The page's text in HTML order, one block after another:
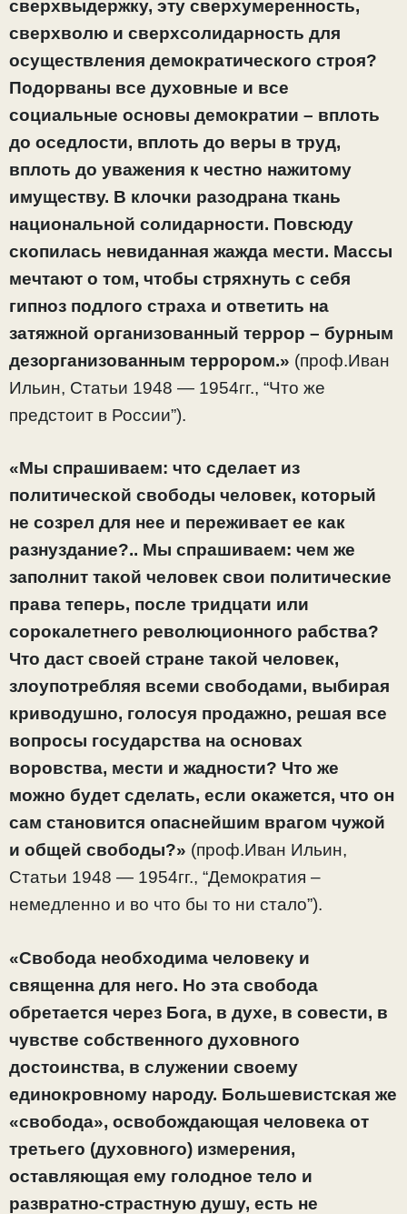
сверхвыдержку, эту сверхумеренность,
сверхволю и сверхсолидарность для
осуществления демократического строя?
Подорваны все духовные и все
социальные основы демократии – вплоть
до оседлости, вплоть до веры в труд,
вплоть до уважения к честно нажитому
имуществу. В клочки разодрана ткань
национальной солидарности. Повсюду
скопилась невиданная жажда мести. Массы
мечтают о том, чтобы стряхнуть с себя
гипноз подлого страха и ответить на
затяжной организованный террор – бурным
дезорганизованным террором.» (проф.Иван
Ильин, Статьи 1948 — 1954гг., “Что же
предстоит в России”).
«Мы спрашиваем: что сделает из
политической свободы человек, который
не созрел для нее и переживает ее как
разнуздание?.. Мы спрашиваем: чем же
заполнит такой человек свои политические
права теперь, после тридцати или
сорокалетнего революционного рабства?
Что даст своей стране такой человек,
злоупотребляя всеми свободами, выбирая
криводушно, голосуя продажно, решая все
вопросы государства на основах
воровства, мести и жадности? Что же
можно будет сделать, если окажется, что он
сам становится опаснейшим врагом чужой
и общей свободы?» (проф.Иван Ильин,
Статьи 1948 — 1954гг., “Демократия –
немедленно и во что бы то ни стало”).
«Свобода необходима человеку и
священна для него. Но эта свобода
обретается через Бога, в духе, в совести, в
чувстве собственного духовного
достоинства, в служении своему
единокровному народу. Большевистская же
«свобода», освобождающая человека от
третьего (духовного) измерения,
оставляющая ему голодное тело и
развратно-страстную душу, есть не